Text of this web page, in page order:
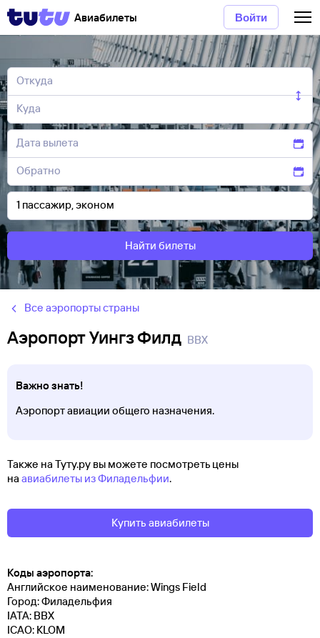
Авиабилеты Войти
Найти билеты
Все аэропорты страны
Аэропорт Уингз Филд BBX
Важно знать!
Аэропорт авиации общего назначения.
Также на Туту.ру вы можете посмотреть цены
на авиабилеты из Филадельфии.
Купить авиабилеты
Коды аэропорта:
Английское наименование: Wings Field
Город: Филадельфия
IATA: BBX
ICAO: KLOM